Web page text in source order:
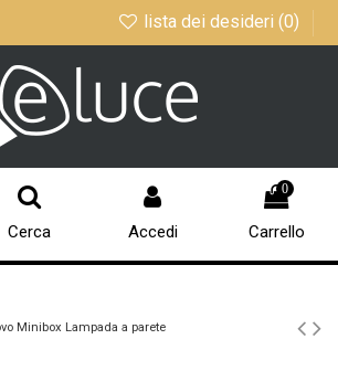
lista dei desideri (0)
Cerca Accedi
0
Carrello
Minibox Lampada a parete